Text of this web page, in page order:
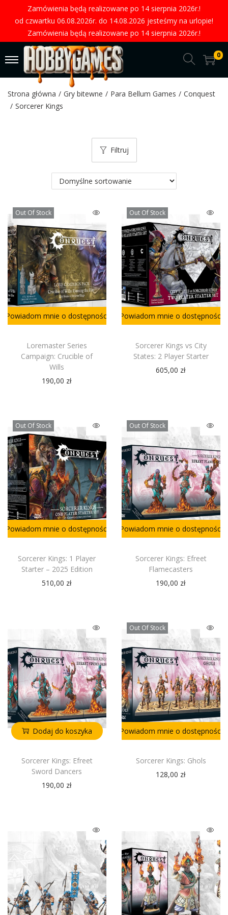
Zamówienia będą realizowane po 14 sierpnia 2026r.!
od czwartku 06.08.2026r. do 14.08.2026 jesteśmy na urlopie!
Zamówienia będą realizowane po 14 sierpnia 2026r.!
0
Strona główna / Gry bitewne / Para Bellum Games / Conquest
/ Sorcerer Kings
Filtruj
Out Of Stock
Powiadom mnie o dostępności
Loremaster Series
Campaign: Crucible of
Wills
190,00 zł
Out Of Stock
Powiadom mnie o dostępności
Sorcerer Kings vs City
States: 2 Player Starter
605,00 zł
Out Of Stock
Powiadom mnie o dostępności
Sorcerer Kings: 1 Player
Starter – 2025 Edition
510,00 zł
Out Of Stock
Powiadom mnie o dostępności
Sorcerer Kings: Efreet
Flamecasters
190,00 zł
Dodaj do koszyka
Sorcerer Kings: Efreet
Sword Dancers
190,00 zł
Out Of Stock
Powiadom mnie o dostępności
Sorcerer Kings: Ghols
128,00 zł